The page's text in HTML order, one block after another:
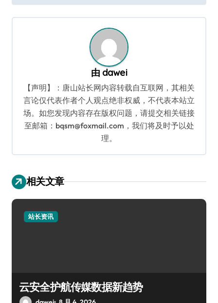
导
由 dawei
【声明】：唐山站长网内容转载自互联网，其相关
言论仅代表作者个人观点绝非权威，不代表本站立
场。如您发现内容存在版权问题，请提交相关链接
至邮箱：bqsm@foxmail.com，我们将及时予以处
理。
相关文章
站长资讯
云安全护航传媒数据新趋势